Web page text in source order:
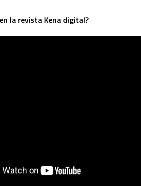
la revista Kena digital?